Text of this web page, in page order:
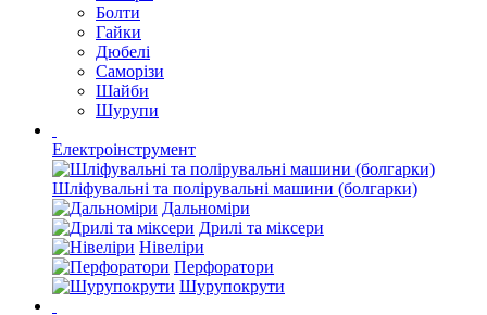
Болти
Гайки
Дюбелі
Саморізи
Шайби
Шурупи
Електроінструмент
Шліфувальні та полірувальні машини (болгарки)
Дальноміри
Дрилі та міксери
Нівеліри
Перфоратори
Шурупокрути